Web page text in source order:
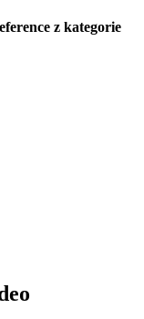
z kategorie